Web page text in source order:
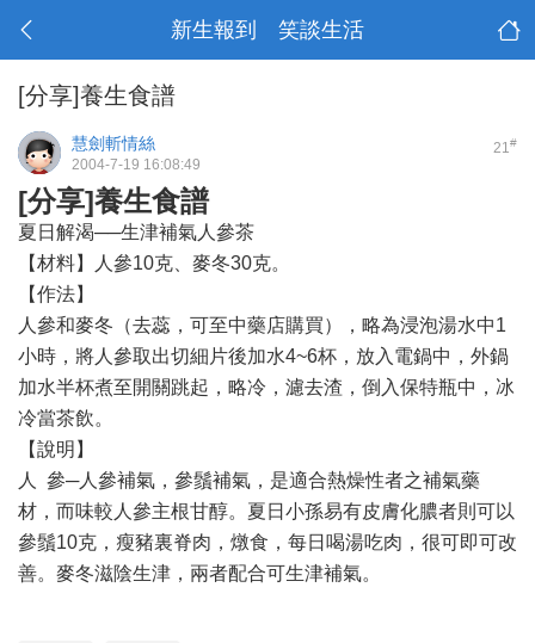
新生報到 笑談生活
[分享]養生食譜
21#
慧劍斬情絲
2004-7-19 16:08:49
[分享]養生食譜
夏日解渴──生津補氣人參茶
【材料】人參10克、麥冬30克。
【作法】
人參和麥冬（去蕊，可至中藥店購買），略為浸泡湯水中1
小時，將人參取出切細片後加水4~6杯，放入電鍋中，外鍋
加水半杯煮至開關跳起，略冷，濾去渣，倒入保特瓶中，冰
冷當茶飲。
【說明】
人 參─人參補氣，參鬚補氣，是適合熱燥性者之補氣藥
材，而味較人參主根甘醇。夏日小孫易有皮膚化膿者則可以
參鬚10克，瘦豬裏脊肉，燉食，每日喝湯吃肉，很可即可改
善。麥冬滋陰生津，兩者配合可生津補氣。